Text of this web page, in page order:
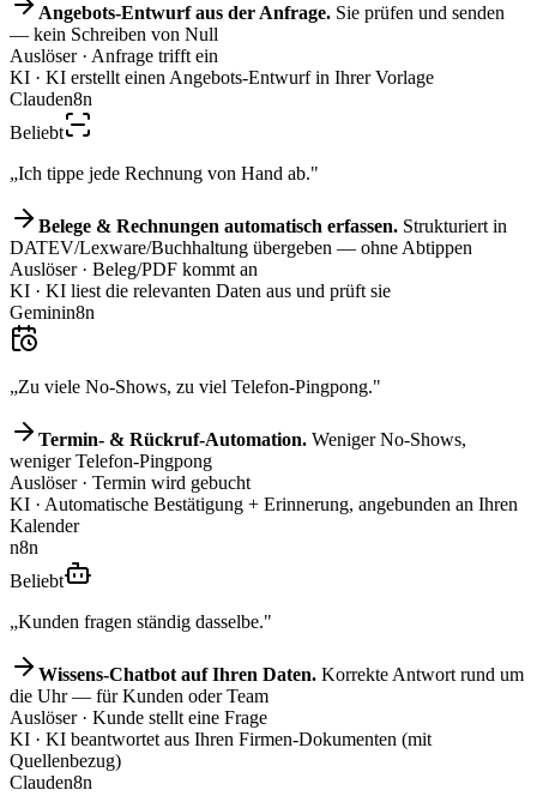
Angebots-Entwurf aus der Anfrage. Sie prüfen und senden
— kein Schreiben von Null
Auslöser· Anfrage trifft ein
KI · KI erstellt einen Angebots-Entwurf in Ihrer Vorlage
Clauden8n
Beliebt
„Ich tippe jede Rechnung von Hand ab."
Belege & Rechnungen automatisch erfassen. Strukturiert in
DATEV/Lexware/Buchhaltung übergeben — ohne Abtippen
Auslöser· Beleg/PDF kommt an
KI · KI liest die relevanten Daten aus und prüft sie
Geminin8n
„Zu viele No-Shows, zu viel Telefon-Pingpong."
Termin- & Rückruf-Automation. Weniger No-Shows,
weniger Telefon-Pingpong
Auslöser· Termin wird gebucht
KI · Automatische Bestätigung + Erinnerung, angebunden an Ihren
Kalender
n8n
Beliebt
„Kunden fragen ständig dasselbe."
Wissens-Chatbot auf Ihren Daten. Korrekte Antwort rund um
die Uhr — für Kunden oder Team
Auslöser· Kunde stellt eine Frage
KI · KI beantwortet aus Ihren Firmen-Dokumenten (mit
Quellenbezug)
Clauden8n